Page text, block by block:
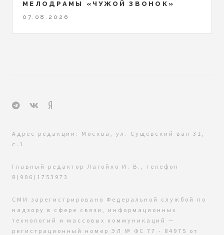
МЕЛОДРАМЫ «ЧУЖОЙ ЗВОНОК»
07.08.2026
Адрес редакции: Москва, ул. Сущевский вал 31,
с.1
Главный редактор Лагойко И. В., телефон
8(906)1753973
СМИ зарегистрировано Федеральной службой по
надзору в сфере связи, информационных
технологий и массовых коммуникаций —
регистрационный номер ЭЛ № ФС 77 - 84975 от